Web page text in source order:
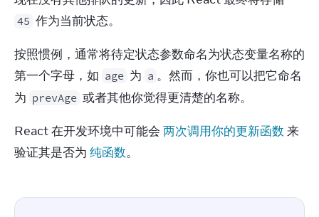
45 作为当前状态。
按照惯例，通常将待定状态参数命名为状态变量名称的
第一个字母，如 age 为 a 。然而，你也可以把它命名
为 prevAge 或者其他你觉得更清楚的名称。
React 在开发环境中可能会 两次调用你的更新函数 来
验证其是否为 纯函数。